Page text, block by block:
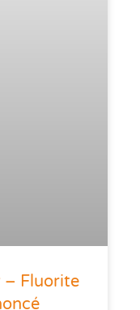
– Fluorite